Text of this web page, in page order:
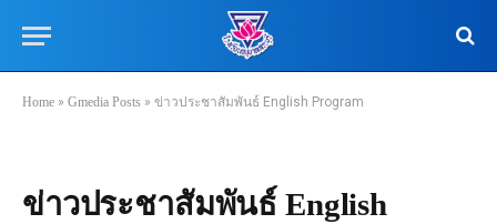
Home » Gmedia Posts » ข่าวประชาสัมพันธ์ English Program
ข่าวประชาสัมพันธ์ English